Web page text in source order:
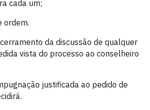
cada um;
ordem.
da discussão de qualquer
vista do processo ao conselheiro
justificada ao pedido de